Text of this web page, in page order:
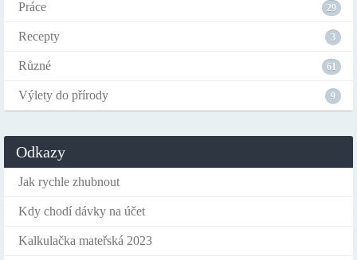
Práce 29
Recepty 3
Různé 61
Výlety do přírody 9
Odkazy
Jak rychle zhubnout
Kdy chodí dávky na účet
Kalkulačka mateřská 2023